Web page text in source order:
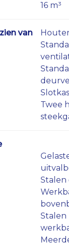
16 m³
van
Twee
Stalen
Stalen